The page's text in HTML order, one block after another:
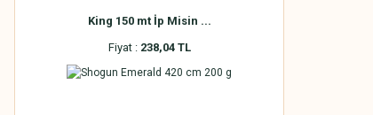
King 150 mt İp Misin ...
Fiyat : 238,04 TL